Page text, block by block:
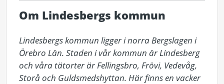
Om Lindesbergs kommun
Lindesbergs kommun ligger i norra Bergslagen i
Örebro Län. Staden i vår kommun är Lindesberg
och våra tätorter är Fellingsbro, Frövi, Vedevåg,
Storå och Guldsmedshyttan. Här finns en vacker